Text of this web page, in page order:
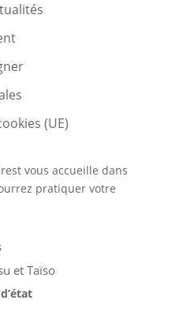
(UE)
vous accueille dans
pratiquer votre
et Taïso